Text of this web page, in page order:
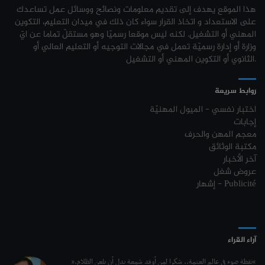
2026-2027
31-07 الترشح للماجستير بالمعهد العالي للعلوم الإسلامية بالقيروان 2026-2027
31-07 الترشح للماجستير بكلية الصيدلة بالمنستير 2026-2027
24-01 نتائج مناظرة الإلتحاق بالتكوين في مستوى مؤهل التقني السامي - دورة فيفري
2024
21-11 مناظرة إنتداب ضباط إصلاح بوزارة العدل لسنة 2023
17-11
20-09
14-09 موعد افتتاح السنة التكوينية 2023-2024
17-07 تمديد آجال الترشح لمناظرة الدخول للأكاديميات العسكرية 2023-2024
31-12
12-05 200 منحة لطلبة الطب التونسيين في جامعة هارفارد ‏الأمريكية‏
هذا الموقع يهدف إلى تقديم معلومات ونصائح ووسائل عمل تساعدك
على الاستعداد و اتخاذ القرار سواء كان ذلك في ميدان التعليم، التكوين
المهني أو التشغيل. لكنه ليس موقعا رسميّا وهو مستقلّ تماما عن ايّ
وزارة أو إدارة رسميّة تعمل في مجالات التوجيه أو التعليم العالي أو
الثانوي أو التكوين المهني أو التشغيل.
روابط سريعة
اختبار نفسي - الميول المهنيّة
إجابات
معجم المهن والحرف
مكتبة الوثائق
آخر الأخبار
عروض شغل
إشهار - Publicité
آراء القراء
“نقطة ضوء في عالم العتمة.. شكرا لمن أوقد شمعة بدل أن يلعن الظلام.”